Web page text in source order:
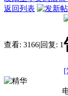
返回列表
查看: 3166|回复: 1
[